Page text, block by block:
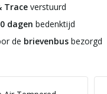
Traceverstuurd
dagen bedenktijd
de brievenbusbezorgd